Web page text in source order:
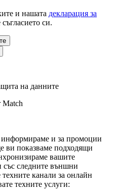
и нашата декларация за
си.
на данните
Match
и за промоции
ви показваме подходящи
вашите
следните външни
канали за онлайн
техните услуги: